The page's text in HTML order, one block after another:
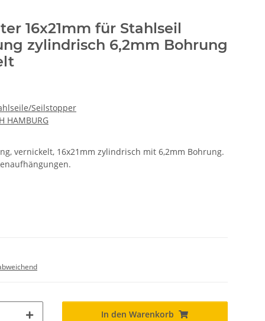
16x21mm für Stahlseil
zylindrisch 6,2mm Bohrung
Seilstopper
HAMBURG
vernickelt, 16x21mm zylindrisch mit 6,2mm Bohrung.
In den Warenkorb